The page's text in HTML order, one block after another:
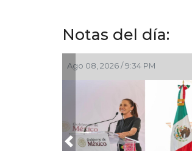
Notas del día:
Ago 08, 2026 / 10:31 AM